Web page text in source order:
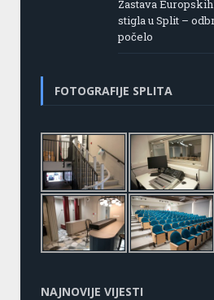
Zastava
stigla u Split –
počelo
FOTOGRAFIJE SPLITA
NAJNOVIJE VIJESTI